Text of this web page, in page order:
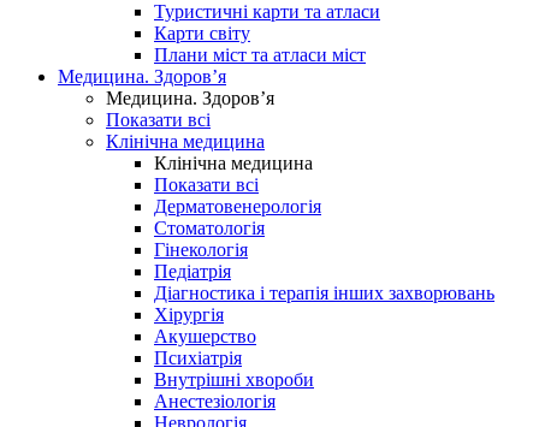
Туристичні карти та атласи
Карти світу
Плани міст та атласи міст
Медицина. Здоров’я
Медицина. Здоров’я
Показати всі
Клінічна медицина
Клінічна медицина
Показати всі
Дерматовенерологія
Стоматологія
Гінекологія
Педіатрія
Діагностика і терапія інших захворювань
Хірургія
Акушерство
Психіатрія
Внутрішні хвороби
Анестезіологія
Неврологія